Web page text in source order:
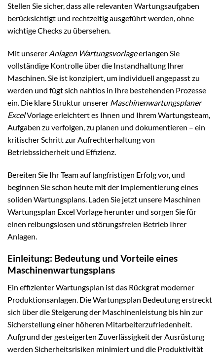
Stellen Sie sicher, dass alle relevanten Wartungsaufgaben
berücksichtigt und rechtzeitig ausgeführt werden, ohne
wichtige Checks zu übersehen.
Mit unserer Anlagen Wartungsvorlageerlangen Sie
vollständige Kontrolle über die Instandhaltung Ihrer
Maschinen. Sie ist konzipiert, um individuell angepasst zu
werden und fügt sich nahtlos in Ihre bestehenden Prozesse
ein. Die klare Struktur unserer Maschinenwartungsplaner
ExcelVorlage erleichtert es Ihnen und Ihrem Wartungsteam,
Aufgaben zu verfolgen, zu planen und dokumentieren – ein
kritischer Schritt zur Aufrechterhaltung von
Betriebssicherheit und Effizienz.
Bereiten Sie Ihr Team auf langfristigen Erfolg vor, und
beginnen Sie schon heute mit der Implementierung eines
soliden Wartungsplans. Laden Sie jetzt unsere Maschinen
Wartungsplan Excel Vorlage herunter und sorgen Sie für
einen reibungslosen und störungsfreien Betrieb Ihrer
Anlagen.
Einleitung: Bedeutung und Vorteile eines
Maschinenwartungsplans
Ein effizienter Wartungsplan ist das Rückgrat moderner
Produktionsanlagen. Die Wartungsplan Bedeutung erstreckt
sich über die Steigerung der Maschinenleistung bis hin zur
Sicherstellung einer höheren Mitarbeiterzufriedenheit.
Aufgrund der gesteigerten Zuverlässigkeit der Ausrüstung
werden Sicherheitsrisiken minimiert und die Produktivität